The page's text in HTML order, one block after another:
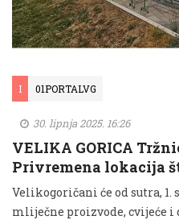
I 01PORTALVG
30. lipnja 2025. 16:26
VELIKA GORICA
Privremena lokacija
Velikogoričani će od sutra, 1.
mliječne proizvode, cvijeće i